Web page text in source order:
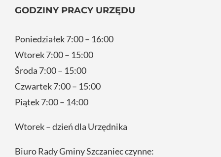
GODZINY PRACY URZĘDU
Poniedziałek 7:00 – 16:00
Wtorek 7:00 – 15:00
Środa 7:00 – 15:00
Czwartek 7:00 – 15:00
Piątek 7:00 – 14:00
Wtorek – dzień dla Urzędnika
Biuro Rady Gminy Szczaniec czynne: